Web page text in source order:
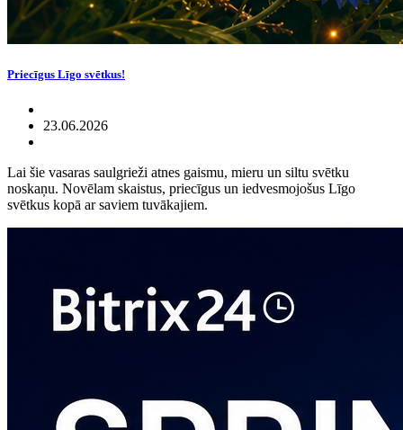
Priecīgus Līgo svētkus!
23.06.2026
Lai šie vasaras saulgrieži atnes gaismu, mieru un siltu svētku
noskaņu. Novēlam skaistus, priecīgus un iedvesmojošus Līgo
svētkus kopā ar saviem tuvākajiem.